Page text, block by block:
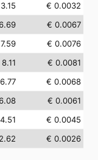
€ 0.0032
€ 0.0067
€ 0.0076
€ 0.0081
€ 0.0068
€ 0.0061
€ 0.0045
€ 0.0026